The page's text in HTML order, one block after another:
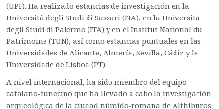
(UPF). Ha realizado estancias de investigación en la
Università degli Studi di Sassari (ITA), en la Università
degli Studi di Palermo (ITA) y en el Institut National du
Patrimoine (TUN), así como estancias puntuales en las
Universidades de Alicante, Almería, Sevilla, Cádiz y la
Universidade de Lisboa (PT).
A nivel internacional, ha sido miembro del equipo
catalano-tunecino que ha llevado a cabo la investigación
arqueológica de la ciudad númido-romana de Althiburos